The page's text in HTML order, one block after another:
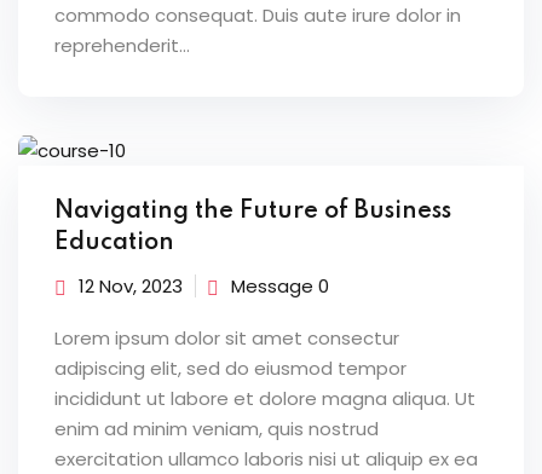
commodo consequat. Duis aute irure dolor in
reprehenderit...
Navigating the Future of Business
Education
12 Nov, 2023 Message 0
Lorem ipsum dolor sit amet consectur
adipiscing elit, sed do eiusmod tempor
incididunt ut labore et dolore magna aliqua. Ut
enim ad minim veniam, quis nostrud
exercitation ullamco laboris nisi ut aliquip ex ea